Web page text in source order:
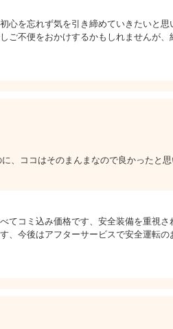
心を忘れず気を引き締めていきたいと
ご不便をおかけするかもしれませんが、
、ココはそのまんまなので良かったと思
コミ込み価格です、安全装備を重視さ
、今後はアフターサービスで安全運転